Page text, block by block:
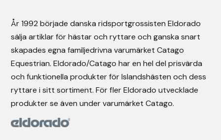
År 1992 började danska ridsportgrossisten Eldorado
sälja artiklar för hästar och ryttare och ganska snart
skapades egna familjedrivna varumärket Catago
Equestrian. Eldorado/Catago har en hel del prisvärda
och funktionella produkter för Islandshästen och dess
ryttare i sitt sortiment. För fler Eldorado utvecklade
produkter se även under varumärket Catago.
Stigläder
Vojlockar och schabrak
Träning och longering
Tränsdelar och tyglar
Ridbyxor, kjolar, overaller mm
Ridjackor, kappor, västar mm
Ridskor och ridstövlar
Tävlingskavajer och blusar
Väskor, bagar, påsar mm
Beris Bits
Bocaj
Boett
Bomber Bits
Borstiq